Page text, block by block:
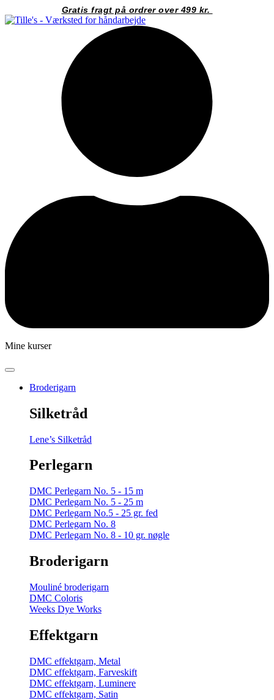
til
Gratis fragt på ordrer over 499 kr.
Mine kurser
Broderigarn
Silketråd
Lene’s Silketråd
Perlegarn
DMC Perlegarn No. 5 - 15 m
DMC Perlegarn No. 5 - 25 m
DMC Perlegarn No.5 - 25 gr. fed
DMC Perlegarn No. 8
DMC Perlegarn No. 8 - 10 gr. nøgle
Broderigarn
Mouliné broderigarn
DMC Coloris
Weeks Dye Works
Effektgarn
DMC effektgarn, Metal
DMC effektgarn, Farveskift
DMC effektgarn, Luminere
DMC effektgarn, Satin